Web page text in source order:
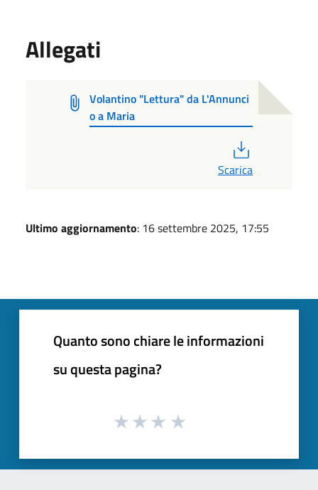
Allegati
Volantino "Lettura" da L'Annunci
o a Maria
Scarica
Ultimo aggiornamento: 16 settembre 2025, 17:55
Quanto sono chiare le informazioni
su questa pagina?